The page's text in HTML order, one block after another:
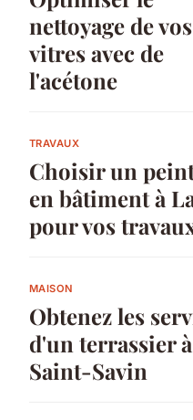
nettoyage de vos
vitres avec de
l'acétone
TRAVAUX
Choisir un
en bâtiment à
pour vos
MAISON
Obtenez les
d'un terrassier à
Saint-Savin